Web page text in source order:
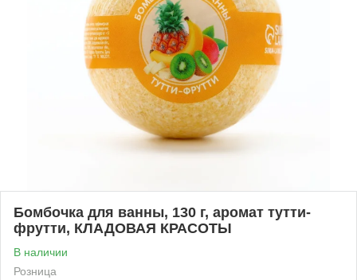
Бомбочка для ванны, 130 г, аромат тутти-
фрутти, КЛАДОВАЯ КРАСОТЫ
В наличии
Розница